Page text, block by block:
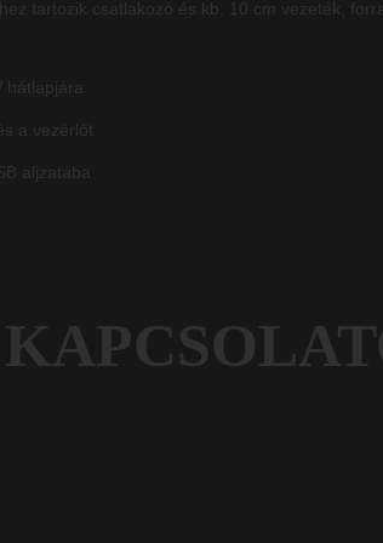
tartozik csatlakozó és kb. 10 cm vezeték,
a vezérlőt
aljzatába